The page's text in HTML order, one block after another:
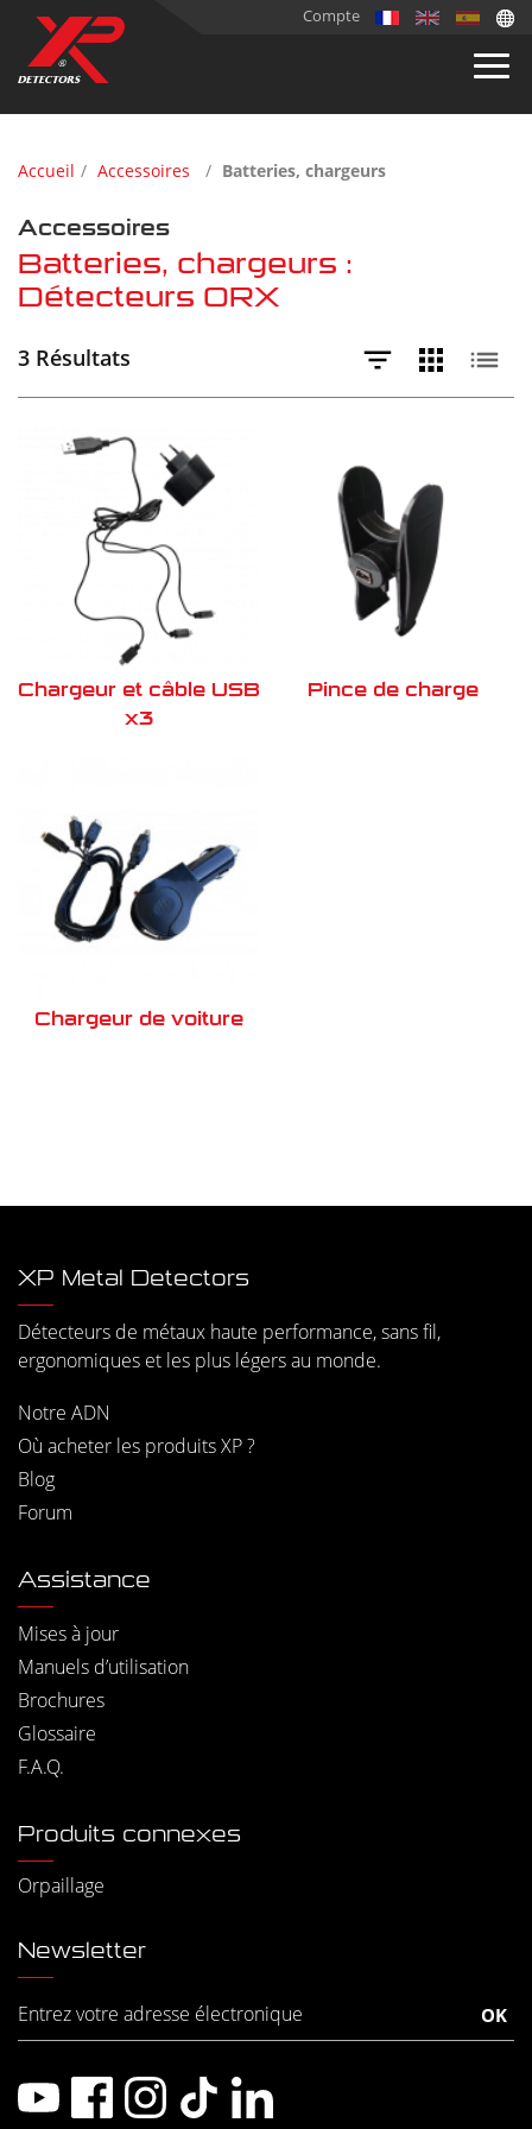
Compte
Accueil Accessoires Batteries, chargeurs
Accessoires
Batteries, chargeurs :
Détecteurs ORX
3 Résultats
Chargeur et câble USB
x3
Pince de charge
Chargeur de voiture
XP Metal Detectors
Détecteurs de métaux haute performance, sans fil,
ergonomiques et les plus légers au monde.
Notre ADN
Où acheter les produits XP ?
Blog
Forum
Assistance
Mises à jour
Manuels d’utilisation
Brochures
Glossaire
F.A.Q.
Produits connexes
Orpaillage
Newsletter